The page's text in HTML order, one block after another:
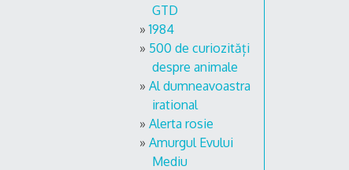
GTD
1984
500 de curiozități
despre animale
Al dumneavoastra
irational
Alerta rosie
Amurgul Evului
Mediu